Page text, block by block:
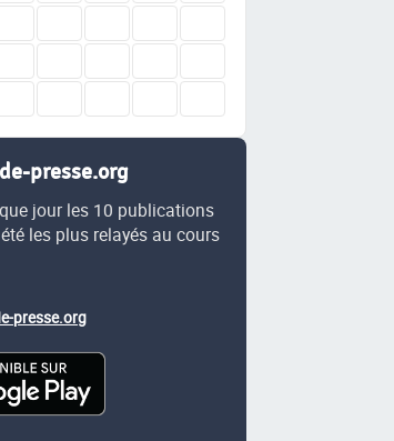
presse.org
jour les 10 publications
les plus relayés au cours
presse.org